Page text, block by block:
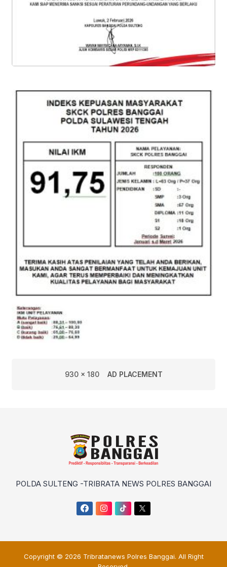
930 x 180 AD PLACEMENT
POLDA SULTENG -TRIBRATA NEWS POLRES BANGGAI
Copyright © 2026 Tribratanews Polres Banggai. All Right